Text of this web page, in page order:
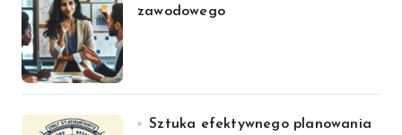
zawodowego
Sztuka efektywnego planowania